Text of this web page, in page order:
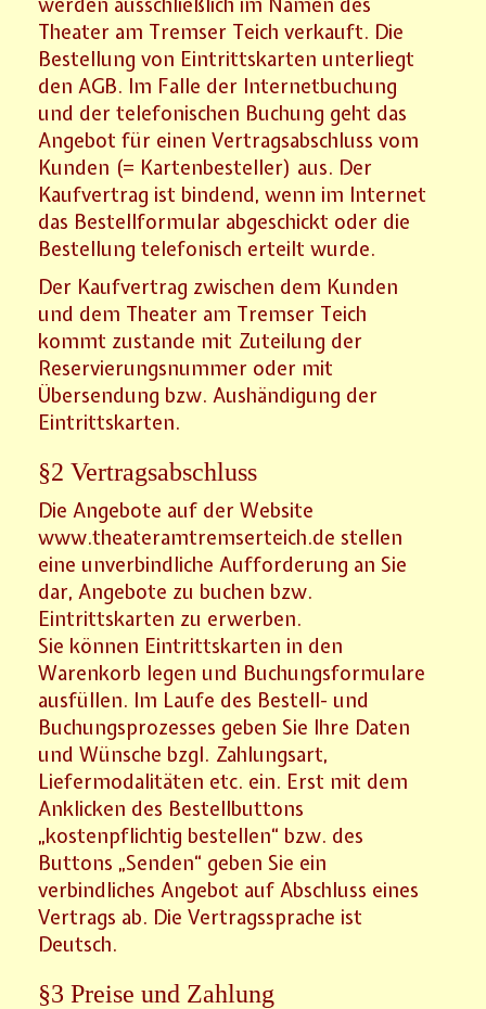
Theater am Tremser Teich verkauft. Die
Bestellung von Eintrittskarten unterliegt
den AGB. Im Falle der Internetbuchung
und der telefonischen Buchung geht das
Angebot für einen Vertragsabschluss vom
Kunden (= Kartenbesteller) aus. Der
Kaufvertrag ist bindend, wenn im Internet
das Bestellformular abgeschickt oder die
Bestellung telefonisch erteilt wurde.
Der Kaufvertrag zwischen dem Kunden
und dem Theater am Tremser Teich
kommt zustande mit Zuteilung der
Reservierungsnummer oder mit
Übersendung bzw. Aushändigung der
Eintrittskarten.
§2 Vertragsabschluss
Die Angebote auf der Website
www.theateramtremserteich.de stellen
eine unverbindliche Aufforderung an Sie
dar, Angebote zu buchen bzw.
Eintrittskarten zu erwerben.
Sie können Eintrittskarten in den
Warenkorb legen und Buchungsformulare
ausfüllen. Im Laufe des Bestell- und
Buchungsprozesses geben Sie Ihre Daten
und Wünsche bzgl. Zahlungsart,
Liefermodalitäten etc. ein. Erst mit dem
Anklicken des Bestellbuttons
„kostenpflichtig bestellen“ bzw. des
Buttons „Senden“ geben Sie ein
verbindliches Angebot auf Abschluss eines
Vertrags ab. Die Vertragssprache ist
Deutsch.
§3 Preise und Zahlung